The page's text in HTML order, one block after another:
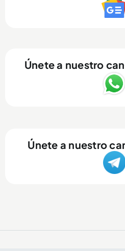
Únete a nuestro
Únete a nuestro